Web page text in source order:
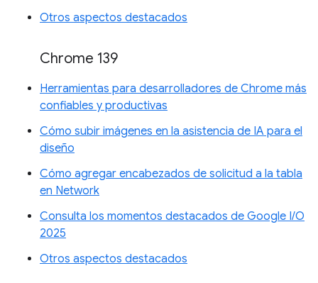
Otros aspectos destacados
Chrome 139
Herramientas para desarrolladores de Chrome más
confiables y productivas
Cómo subir imágenes en la asistencia de IA para el
diseño
Cómo agregar encabezados de solicitud a la tabla
en Network
Consulta los momentos destacados de Google I/O
2025
Otros aspectos destacados